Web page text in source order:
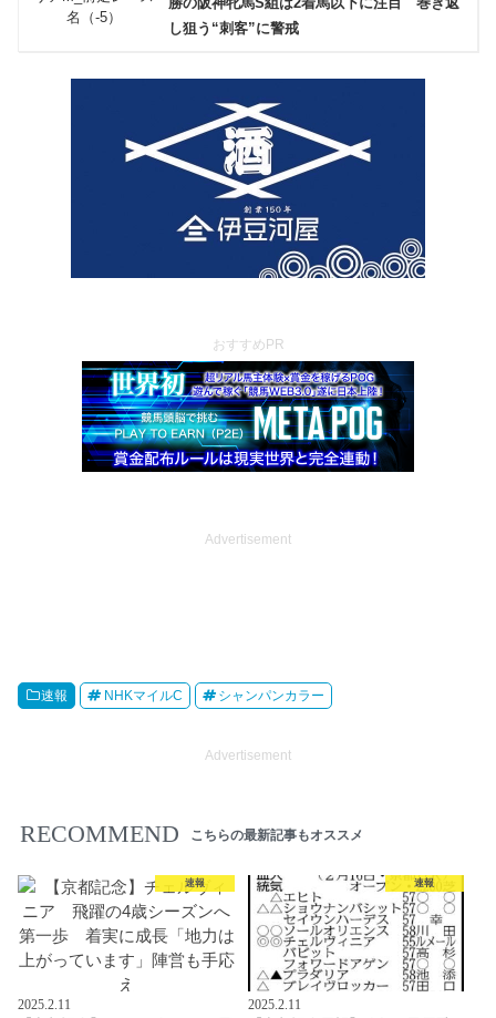
し狙う“刺客”に警戒
おすすめPR
Advertisement
速報 NHKマイルC シャンパンカラー
Advertisement
RECOMMEND こちらの最新記事もオススメ
速報
2025.2.11
速報
2025.2.11